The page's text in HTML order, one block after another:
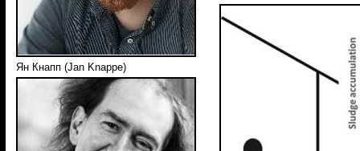
Ян Кнапп (Jan Knappe)